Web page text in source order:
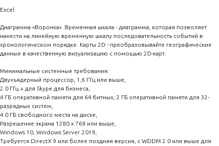
Excel
Диаграмма «Воронка». Временная шкала - диаграмма, которая позволяет
нанести на линейную временную шкалу последовательность событий в
хронологическом порядке. Карты 2D - преобразовывайте географические
данные в качественную визуализацию с помощью 2D-карт.
Минимальные системные требования:
Двухъядерный процессор, 1,6 ГГц или выше,
2.0 ГГц + для Skype для бизнеса,
4 ГБ оперативной памяти для 64-битных; 2 ГБ оперативной памяти для 32-
разрядных систем,
4.0 ГБ свободного места на диске,
Разрешение экрана 1280 x 768 или выше,
Windows 10, Windows Server 2019,
Требуется DirectX 9 или более поздняя версия, с WDDM 2.0 или выше для